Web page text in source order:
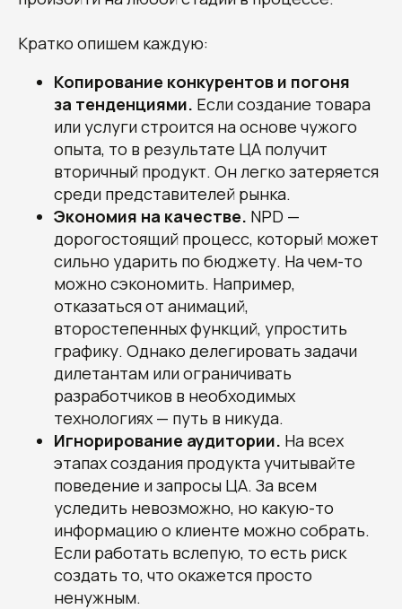
Кратко опишем каждую:
Копирование конкурентов и погоня
за тенденциями. Если создание товара
или услуги строится на основе чужого
опыта, то в результате ЦА получит
вторичный продукт. Он легко затеряется
среди представителей рынка.
Экономия на качестве. NPD —
дорогостоящий процесс, который может
сильно ударить по бюджету. На чем-то
можно сэкономить. Например,
отказаться от анимаций,
второстепенных функций, упростить
графику. Однако делегировать задачи
дилетантам или ограничивать
разработчиков в необходимых
технологиях — путь в никуда.
Игнорирование аудитории. На всех
этапах создания продукта учитывайте
поведение и запросы ЦА. За всем
уследить невозможно, но какую-то
информацию о клиенте можно собрать.
Если работать вслепую, то есть риск
создать то, что окажется просто
ненужным.
+7
Отправить заявку
Нажимая кнопку «Отправить заявку»,
я даю согласие на обработку
своихконфиденциальных данныхи даю
согласие получать информационные
письма, понимая, что могу отписаться
в любой момент.